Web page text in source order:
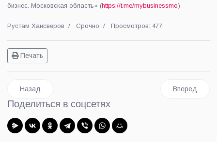
бизнес. Московская область» (https://t.me/mybusinessmo)
Рустам Хансверов Срочно Просмотров: 477
Печать
Предыдущий: Вышел новый номер газеты "Люберецкий
Назад Следующий:
Вперед
Поделиться в соцсетях